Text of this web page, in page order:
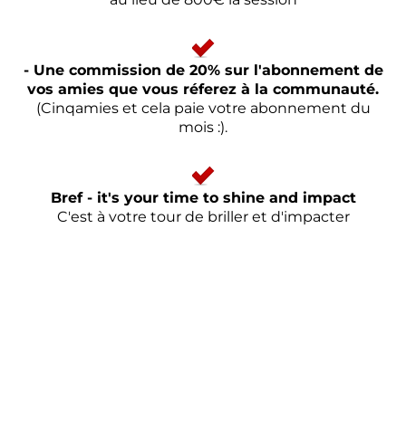
- Une commission de 20% sur l'abonnement de
vos amies que vous réferez à la communauté.
(Cinqamies et cela paie votre abonnement du
mois :).
Bref - it's your time to shine and impact
C'est à votre tour de briller et d'impacter